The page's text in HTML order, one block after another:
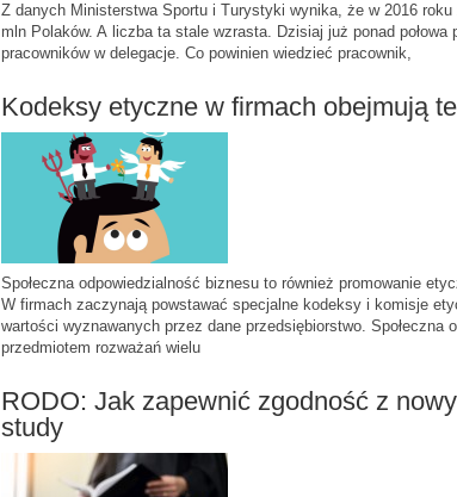
Z danych Ministerstwa Sportu i Turystyki wynika, że w 2016 roku
mln Polaków. A liczba ta stale wzrasta. Dzisiaj już ponad połowa
pracowników w delegacje. Co powinien wiedzieć pracownik,
Kodeksy etyczne w firmach obejmują
Społeczna odpowiedzialność biznesu to również promowanie
W firmach zaczynają powstawać specjalne kodeksy i komisje
wartości wyznawanych przez dane przedsiębiorstwo. Społeczna
przedmiotem rozważań wielu
RODO: Jak zapewnić zgodność z
study